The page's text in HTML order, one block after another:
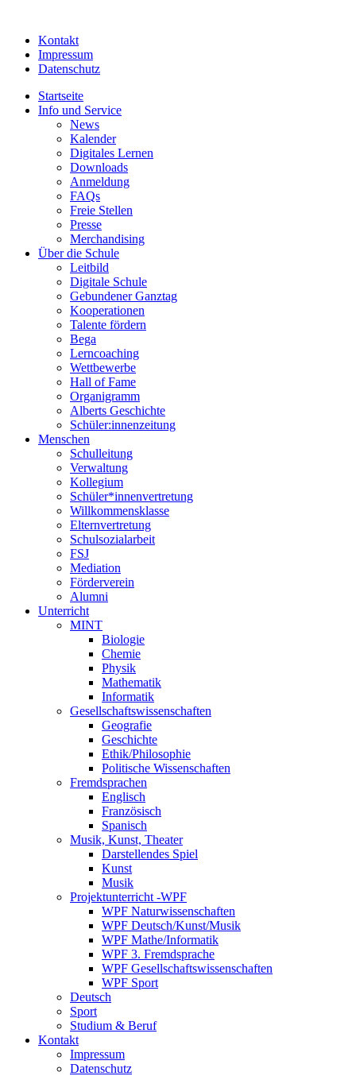
Kontakt
Impressum
Datenschutz
Startseite
Info und Service
News
Kalender
Digitales Lernen
Downloads
Anmeldung
FAQs
Freie Stellen
Presse
Merchandising
Über die Schule
Leitbild
Digitale Schule
Gebundener Ganztag
Kooperationen
Talente fördern
Bega
Lerncoaching
Wettbewerbe
Hall of Fame
Organigramm
Alberts Geschichte
Schüler:innenzeitung
Menschen
Schulleitung
Verwaltung
Kollegium
Schüler*innenvertretung
Willkommensklasse
Elternvertretung
Schulsozialarbeit
FSJ
Mediation
Förderverein
Alumni
Unterricht
MINT
Biologie
Chemie
Physik
Mathematik
Informatik
Gesellschaftswissenschaften
Geografie
Geschichte
Ethik/Philosophie
Politische Wissenschaften
Fremdsprachen
Englisch
Französisch
Spanisch
Musik, Kunst, Theater
Darstellendes Spiel
Kunst
Musik
Projektunterricht -WPF
WPF Naturwissenschaften
WPF Deutsch/Kunst/Musik
WPF Mathe/Informatik
WPF 3. Fremdsprache
WPF Gesellschaftswissenschaften
WPF Sport
Deutsch
Sport
Studium & Beruf
Kontakt
Impressum
Datenschutz